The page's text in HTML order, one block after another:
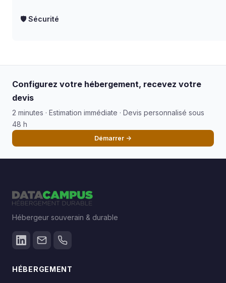
🛡️ Sécurité
Configurez votre hébergement, recevez votre
devis
2 minutes · Estimation immédiate · Devis personnalisé sous
48 h
Démarrer →
Hébergeur souverain & durable
HÉBERGEMENT